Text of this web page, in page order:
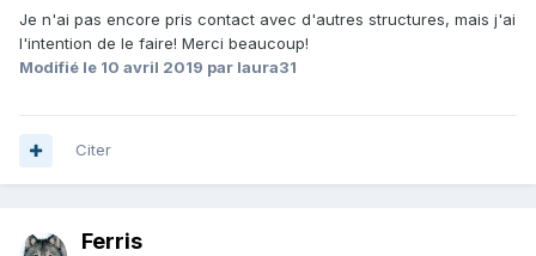
Je n'ai pas encore pris contact avec d'autres structures, mais j'ai
l'intention de le faire! Merci beaucoup!
Modifié le 10 avril 2019 par laura31
Citer
Ferris